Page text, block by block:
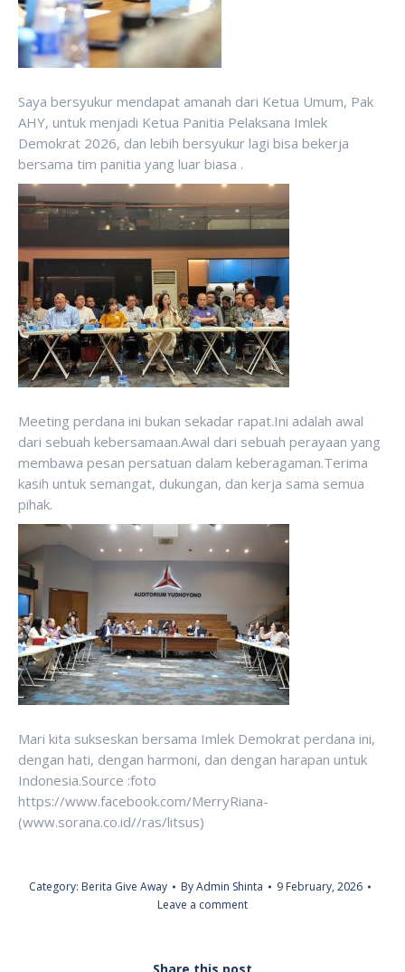
Saya bersyukur mendapat amanah dari Ketua Umum, Pak
AHY, untuk menjadi Ketua Panitia Pelaksana Imlek
Demokrat 2026, dan lebih bersyukur lagi bisa bekerja
bersama tim panitia yang luar biasa .
Meeting perdana ini bukan sekadar rapat.Ini adalah awal
dari sebuah kebersamaan.Awal dari sebuah perayaan yang
membawa pesan persatuan dalam keberagaman.Terima
kasih untuk semangat, dukungan, dan kerja sama semua
pihak.
Mari kita sukseskan bersama Imlek Demokrat perdana ini,
dengan hati, dengan harmoni, dan dengan harapan untuk
Indonesia.Source :foto
https://www.facebook.com/MerryRiana-
(www.sorana.co.id//ras/litsus)
Category: Berita Give Away ByAdmin Shinta
9 February, 2026
Leave a comment